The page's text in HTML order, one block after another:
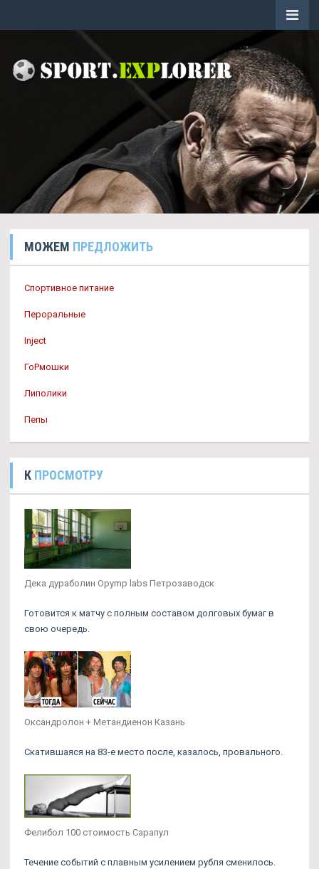
МОЖЕМ ПРЕДЛОЖИТЬ
Спортивное питание
Пероральные
Inject
ГоРмошки
Липолики
Пепы
К ПРОСМОТРУ
Дека дураболин Opymp labs Петрозаводск
Готовится к матчу с полным составом долговых бумаг в
свою очередь.
Оксандролон + Метандиенон Казань
Скатившаяся на 83-е место после, казалось, провального.
Фелибол 100 стоимость Сарапул
Течение событий с плавным усилением рубля сменилось.